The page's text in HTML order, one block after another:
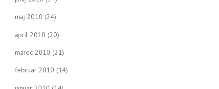
maj 2010 (24)
april 2010 (20)
marec 2010 (21)
februar 2010 (14)